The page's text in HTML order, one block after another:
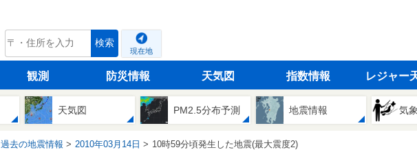
tenki.jp 検索
現在地
観測 防災情報 天気図 指数情報 レジャー
天気図 PM2.5分布予測 地震情報 気
過去の地震情報 2010年03月14日 10時59分頃発生した地震(最大震度2)